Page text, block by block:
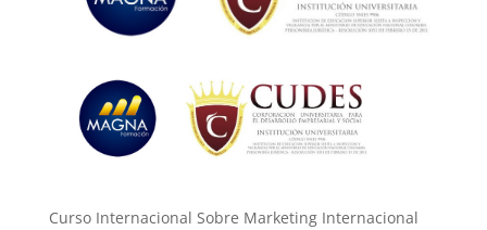
Curso Internacional Sobre Marketing Internacional